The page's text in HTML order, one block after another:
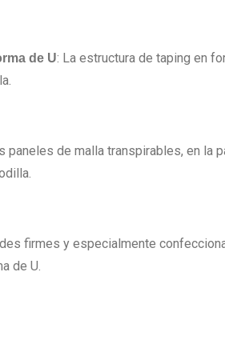
de U: La estructura de taping en
paneles de malla transpirables, en la
firmes y especialmente
de U.